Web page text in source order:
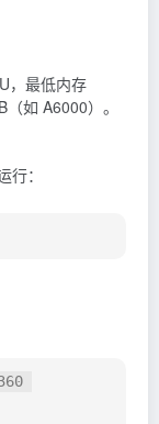
，最低内存
如 A6000）。
：